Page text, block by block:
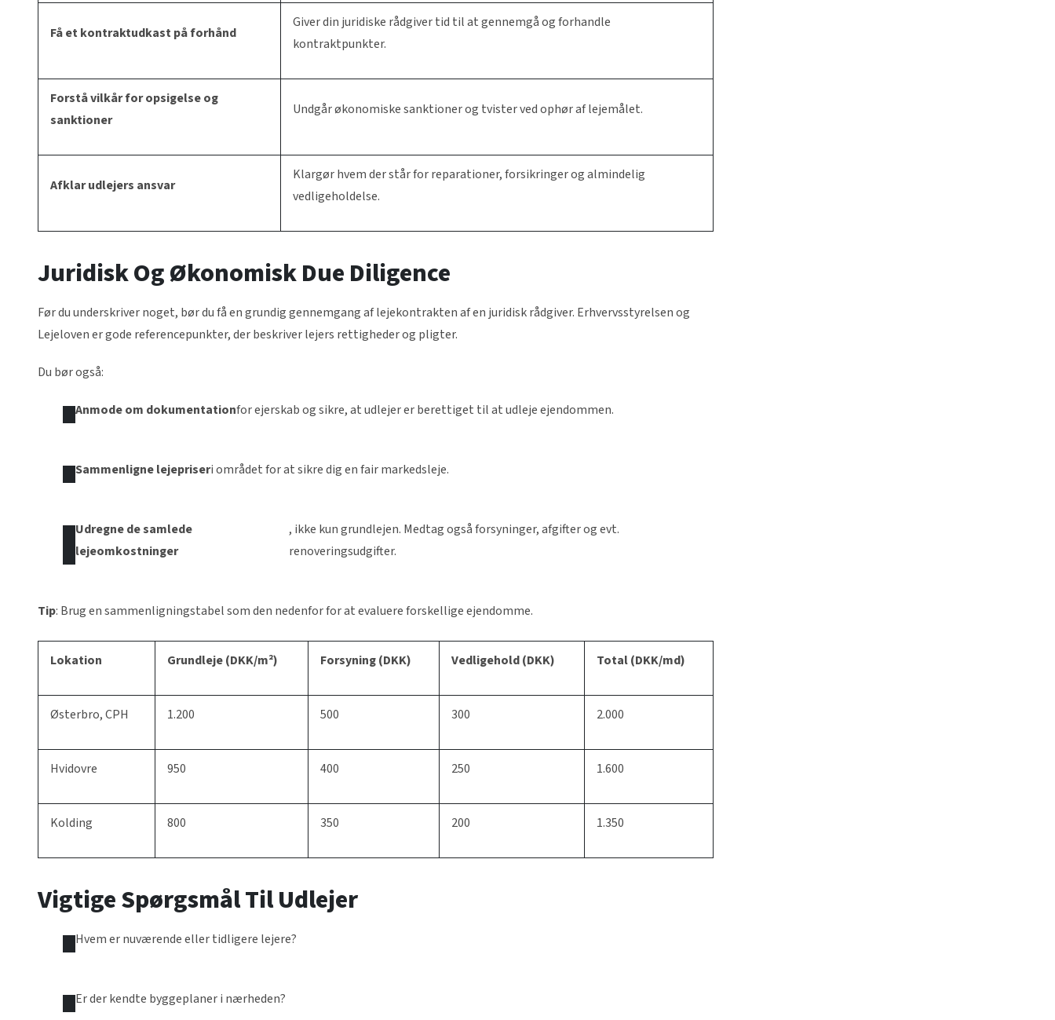
Få et kontraktudkast på forhånd
Giver din juridiske rådgiver tid til at gennemgå og forhandle
kontraktpunkter.
Forstå vilkår for opsigelse og
sanktioner
Undgår økonomiske sanktioner og tvister ved ophør af lejemålet.
Afklar udlejers ansvar
Klargør hvem der står for reparationer, forsikringer og almindelig
vedligeholdelse.
Juridisk Og Økonomisk Due Diligence
Før du underskriver noget, bør du få en grundig gennemgang af lejekontrakten af en juridisk rådgiver. Erhvervsstyrelsen og
Lejeloven er gode referencepunkter, der beskriver lejers rettigheder og pligter.
Du bør også:
Anmode om dokumentationfor ejerskab og sikre, at udlejer er berettiget til at udleje ejendommen.
Sammenligne lejepriseri området for at sikre dig en fair markedsleje.
Udregne de samlede
lejeomkostninger
, ikke kun grundlejen. Medtag også forsyninger, afgifter og evt.
renoveringsudgifter.
Tip: Brug en sammenligningstabel som den nedenfor for at evaluere forskellige ejendomme.
Lokation Grundleje (DKK/m²) Forsyning (DKK) Vedligehold (DKK) Total (DKK/md)
Østerbro, CPH 1.200 500 300 2.000
Hvidovre 950 400 250 1.600
Kolding 800 350 200 1.350
Vigtige Spørgsmål Til Udlejer
Hvem er nuværende eller tidligere lejere?
Er der kendte byggeplaner i nærheden?